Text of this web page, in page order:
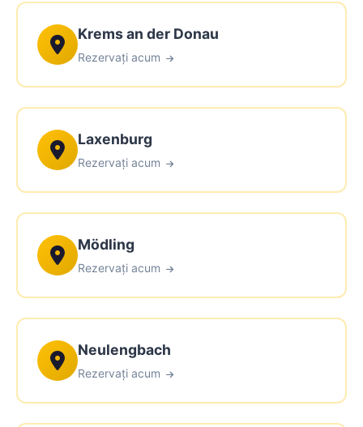
Krems an der Donau
Rezervați acum
Laxenburg
Rezervați acum
Mödling
Rezervați acum
Neulengbach
Rezervați acum